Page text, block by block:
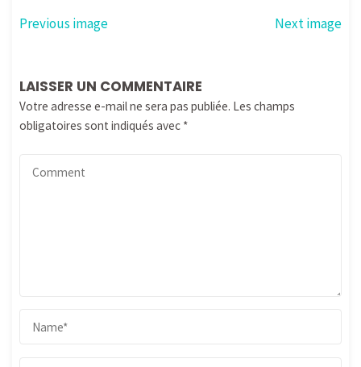
Previous image Next image
LAISSER UN COMMENTAIRE
Votre adresse e-mail ne sera pas publiée. Les champs
obligatoires sont indiqués avec *